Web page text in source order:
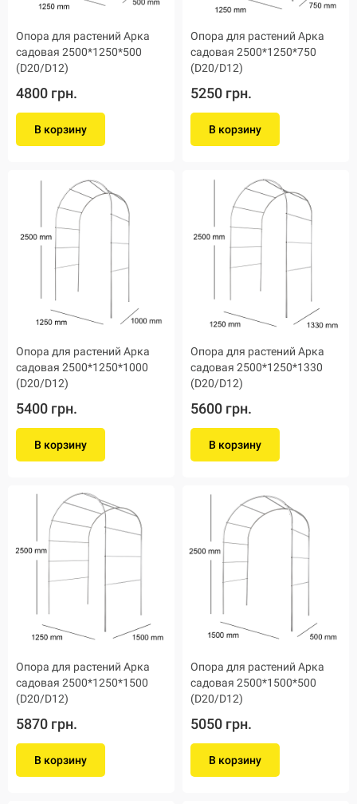
Опора для растений Арка
садовая 2500*1250*500
(D20/D12)
4800 грн.
В корзину
Опора для растений Арка
садовая 2500*1250*750
(D20/D12)
5250 грн.
В корзину
Опора для растений Арка
садовая 2500*1250*1000
(D20/D12)
5400 грн.
В корзину
Опора для растений Арка
садовая 2500*1250*1330
(D20/D12)
5600 грн.
В корзину
Опора для растений Арка
садовая 2500*1250*1500
(D20/D12)
5870 грн.
В корзину
Опора для растений Арка
садовая 2500*1500*500
(D20/D12)
5050 грн.
В корзину